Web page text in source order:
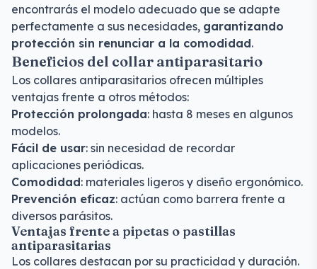
encontrarás el modelo adecuado que se adapte
perfectamente a sus necesidades, garantizando
protección sin renunciar a la comodidad.
Beneficios del collar antiparasitario
Los collares antiparasitarios ofrecen múltiples
ventajas frente a otros métodos:
Protección prolongada: hasta 8 meses en algunos
modelos.
Fácil de usar: sin necesidad de recordar
aplicaciones periódicas.
Comodidad: materiales ligeros y diseño ergonómico.
Prevención eficaz: actúan como barrera frente a
diversos parásitos.
Ventajas frente a pipetas o pastillas
antiparasitarias
Los collares destacan por su practicidad y duración.